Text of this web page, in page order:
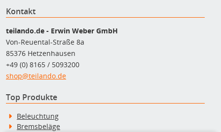
Kontakt
teilando.de - Erwin Weber GmbH
Von-Reuental-Straße 8a
85376 Hetzenhausen
+49 (0) 8165 / 5093200
shop@teilando.de
Top Produkte
Beleuchtung
Bremsbeläge